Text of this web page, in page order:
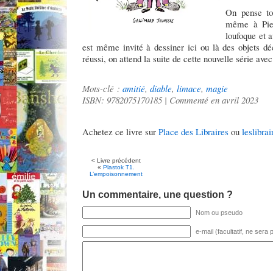
On pense
même à
loufoque et
est même invité à dessiner ici ou là des objets
réussi, on attend la suite de cette nouvelle série
Mots-clé : amitié, diable, limace, magie
ISBN: 9782075170185 | Commenté en avril 2023
Achetez ce livre sur Place des Libraires ou
< Livre précédent
« Plastok T1.
L’empoisonnement
Un commentaire, une question ?
Nom ou pseudo
e-mail (facultatif, ne sera